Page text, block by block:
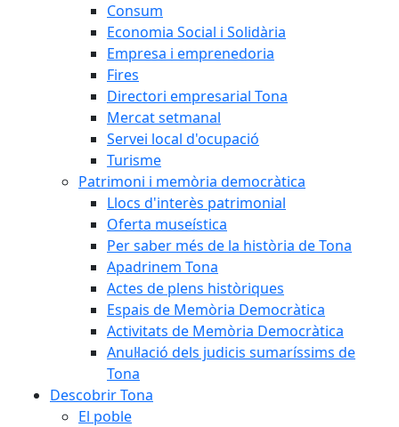
Consum
Economia Social i Solidària
Empresa i emprenedoria
Fires
Directori empresarial Tona
Mercat setmanal
Servei local d'ocupació
Turisme
Patrimoni i memòria democràtica
Llocs d'interès patrimonial
Oferta museística
Per saber més de la història de Tona
Apadrinem Tona
Actes de plens històriques
Espais de Memòria Democràtica
Activitats de Memòria Democràtica
Anul·lació dels judicis sumaríssims de
Tona
Descobrir Tona
El poble